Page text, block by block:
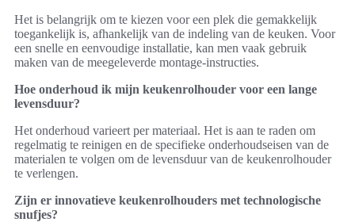
Het is belangrijk om te kiezen voor een plek die gemakkelijk
toegankelijk is, afhankelijk van de indeling van de keuken. Voor
een snelle en eenvoudige installatie, kan men vaak gebruik
maken van de meegeleverde montage-instructies.
Hoe onderhoud ik mijn keukenrolhouder voor een lange
levensduur?
Het onderhoud varieert per materiaal. Het is aan te raden om
regelmatig te reinigen en de specifieke onderhoudseisen van de
materialen te volgen om de levensduur van de keukenrolhouder
te verlengen.
Zijn er innovatieve keukenrolhouders met technologische
snufjes?